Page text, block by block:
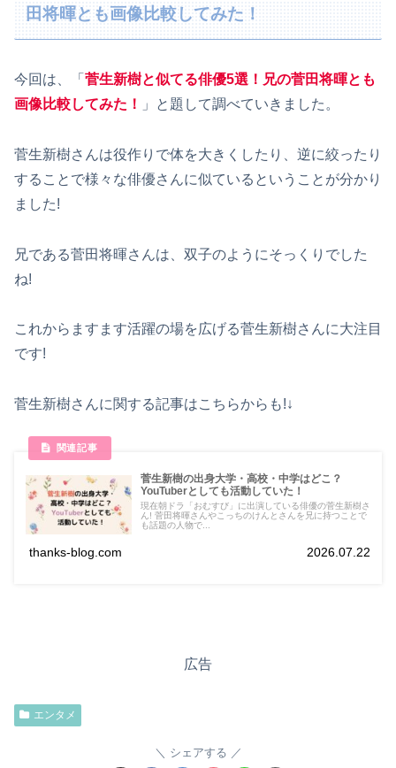
田将暉とも画像比較してみた！
今回は、「 菅生新樹と似てる俳優5選！兄の菅田将暉とも
画像比較してみた！
」と題して調べていきました。
菅生新樹さんは役作りで体を大きくしたり、逆に絞ったり
することで様々な俳優さんに似ているということが分かり
ました!
兄である菅田将暉さんは、双子のようにそっくりでした
ね!
これからますます活躍の場を広げる菅生新樹さんに大注目
です!
菅生新樹さんに関する記事はこちらからも!↓
菅生新樹の出身大学・高校・中学はどこ？
YouTuberとしても活動していた！
現在朝ドラ「おむすび」に出演している俳優の菅生新樹さ
ん! 菅田将暉さんやこっちのけんとさんを兄に持つことで
も話題の人物で...
thanks-blog.com 2026.07.22
広告
エンタメ
シェアする